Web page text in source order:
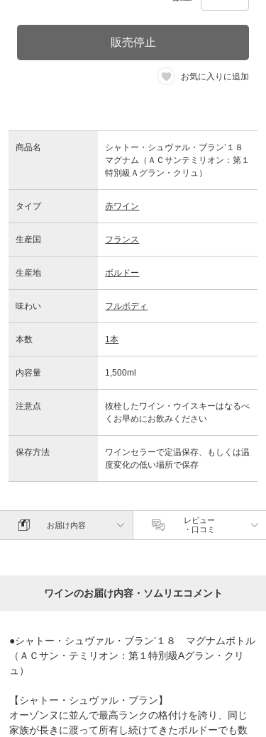
販売停止
お気に入りに追加
商品名
シャトー・シュヴァル・ブラン’１８
マグナム（ＡＣサンテミリオン：第１
特別級Ａグラン・クリュ）
タイプ 赤ワイン
生産国 フランス
生産地 ボルドー
味わい フルボディ
本数 1本
内容量 1,500ml
注意点
抜栓したワイン・ウイスキーはなるべ
くお早めにお飲みください
保存方法
ワインセラーで定温保存、もしくは温
度変化の低い場所で保存
お届け内容
レビュー
・口コミ
ワインのお届け内容・ソムリエコメント
●シャトー・シュヴァル・ブラン’１８ マグナムボトル
（ＡＣサン・テミリオン：第１特別級Aグラン・クリ
ュ）
【シャトー・シュヴァル・ブラン】
オーゾンヌに並んで最高ランクの格付けを誇り、同じ
家族が長きに渡って所有し続けてきたボルドーでも数